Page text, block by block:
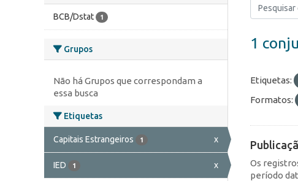
BCB/Dstat 1
Grupos
Não há Grupos que correspondam a
essa busca
Etiquetas
Capitais Estrangeiros 1 x
IED 1 x
1
Etiquetas:
Formatos:
Os
período